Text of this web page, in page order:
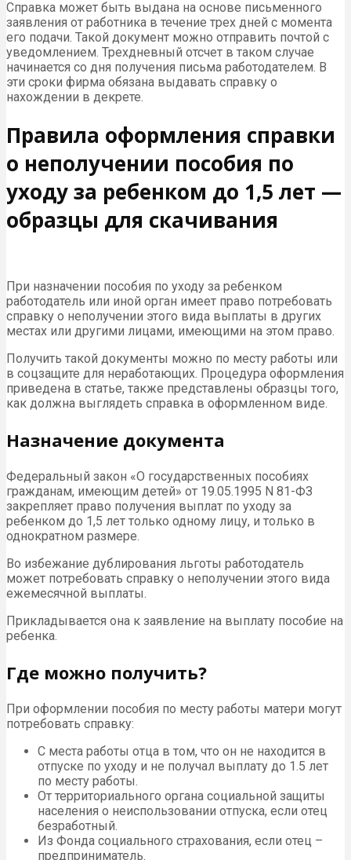
Справка может быть выдана на основе письменного
заявления от работника в течение трех дней с момента
его подачи. Такой документ можно отправить почтой с
уведомлением. Трехдневный отсчет в таком случае
начинается со дня получения письма работодателем. В
эти сроки фирма обязана выдавать справку о
нахождении в декрете.
Правила оформления справки
о неполучении пособия по
уходу за ребенком до 1,5 лет —
образцы для скачивания
При назначении пособия по уходу за ребенком
работодатель или иной орган имеет право потребовать
справку о неполучении этого вида выплаты в других
местах или другими лицами, имеющими на этом право.
Получить такой документы можно по месту работы или
в соцзащите для неработающих. Процедура оформления
приведена в статье, также представлены образцы того,
как должна выглядеть справка в оформленном виде.
Назначение документа
Федеральный закон «О государственных пособиях
гражданам, имеющим детей» от 19.05.1995 N 81-ФЗ
закрепляет право получения выплат по уходу за
ребенком до 1,5 лет только одному лицу, и только в
однократном размере.
Во избежание дублирования льготы работодатель
может потребовать справку о неполучении этого вида
ежемесячной выплаты.
Прикладывается она к заявление на выплату пособие на
ребенка.
Где можно получить?
При оформлении пособия по месту работы матери могут
потребовать справку:
С места работы отца в том, что он не находится в
отпуске по уходу и не получал выплату до 1.5 лет
по месту работы.
От территориального органа социальной защиты
населения о неиспользовании отпуска, если отец
безработный.
Из Фонда социального страхования, если отец –
предприниматель.